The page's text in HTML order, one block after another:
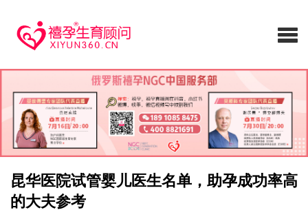
昆华医院试管婴儿医生名单，助孕成功率高
的大夫参考